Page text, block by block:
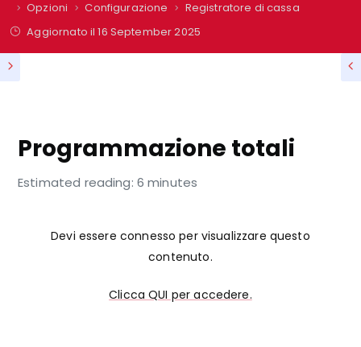
Opzioni
Configurazione
Registratore di cassa
Aggiornato il16 September 2025
Programmazione totali
Estimated reading: 6 minutes
Devi essere connesso per visualizzare questo
contenuto.
Clicca QUI per accedere.